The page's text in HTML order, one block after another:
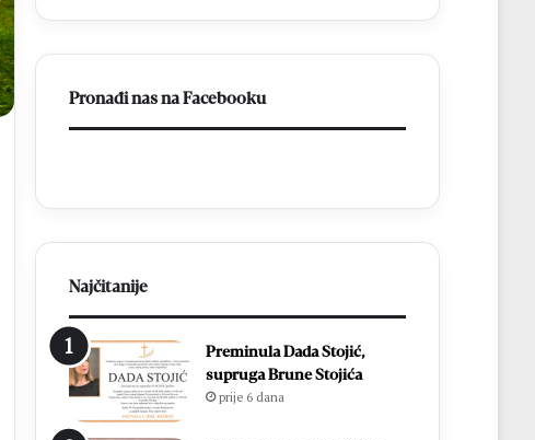
2026.
Pronađi nas na Facebooku
Najčitanije
Preminula Dada Stojić,
supruga Brune Stojića
prije 6 dana